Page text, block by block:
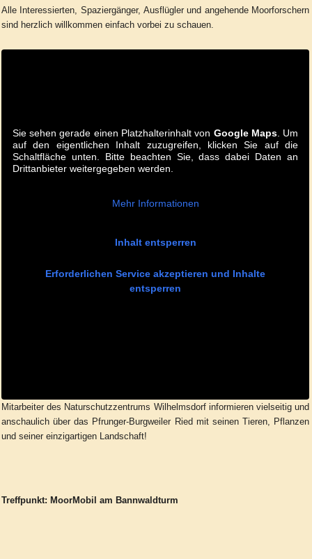
Alle Interessierten, Spaziergänger, Ausflügler und angehende Moorforschern
sind herzlich willkommen einfach vorbei zu schauen.
Sie sehen gerade einen Platzhalterinhalt von Google Maps. Um
auf den eigentlichen Inhalt zuzugreifen, klicken Sie auf die
Schaltfläche unten. Bitte beachten Sie, dass dabei Daten an
Drittanbieter weitergegeben werden.
Mehr Informationen
Inhalt entsperren
Erforderlichen Service akzeptieren und Inhalte
entsperren
Mitarbeiter des Naturschutzzentrums Wilhelmsdorf informieren vielseitig und
anschaulich über das Pfrunger-Burgweiler Ried mit seinen Tieren, Pflanzen
und seiner einzigartigen Landschaft!
Treffpunkt: MoorMobil am Bannwaldturm